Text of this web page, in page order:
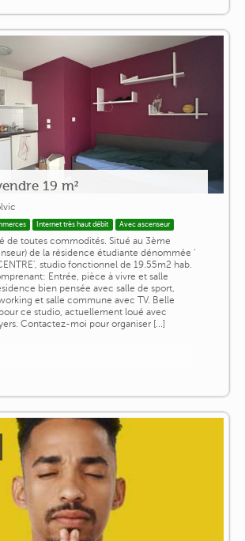
19 m²
Internet très haut débit Avec ascenseur
de toutes commodités. Situé au 3ème
de la résidence étudiante dénommée '
studio fonctionnel de 19.55m2 hab.
Entrée, pièce à vivre et salle
bien pensée avec salle de sport,
et salle commune avec TV. Belle
ce studio, actuellement loué avec
Contactez-moi pour organiser [...]